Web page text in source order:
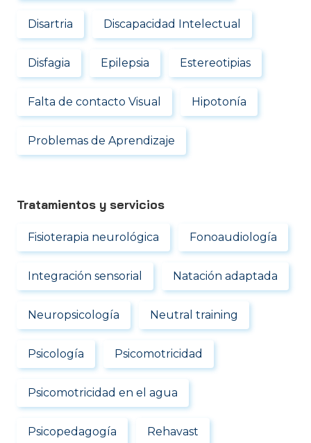
Disartria Discapacidad Intelectual
Disfagia Epilepsia Estereotipias
Falta de contacto Visual Hipotonía
Problemas de Aprendizaje
Tratamientos y servicios
Fisioterapia neurológica Fonoaudiología
Integración sensorial Natación adaptada
Neuropsicología Neutral training
Psicología Psicomotricidad
Psicomotricidad en el agua
Psicopedagogía Rehavast